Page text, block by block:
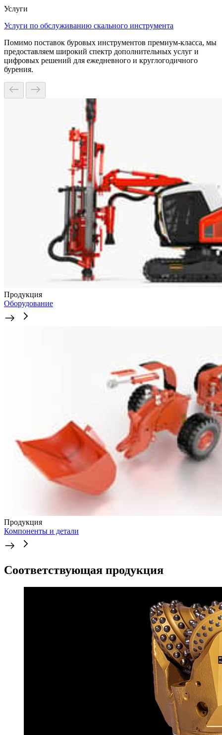
Услуги
Услуги по обслуживанию скального инструмента
Помимо поставок буровых инструментов премиум-класса, мы
предоставляем широкий спектр дополнительных услуг и
цифровых решений для ежедневного и круглогодичного
бурения.
Продукция
Оборудование
Продукция
Компоненты и детали
Соответствующая продукция